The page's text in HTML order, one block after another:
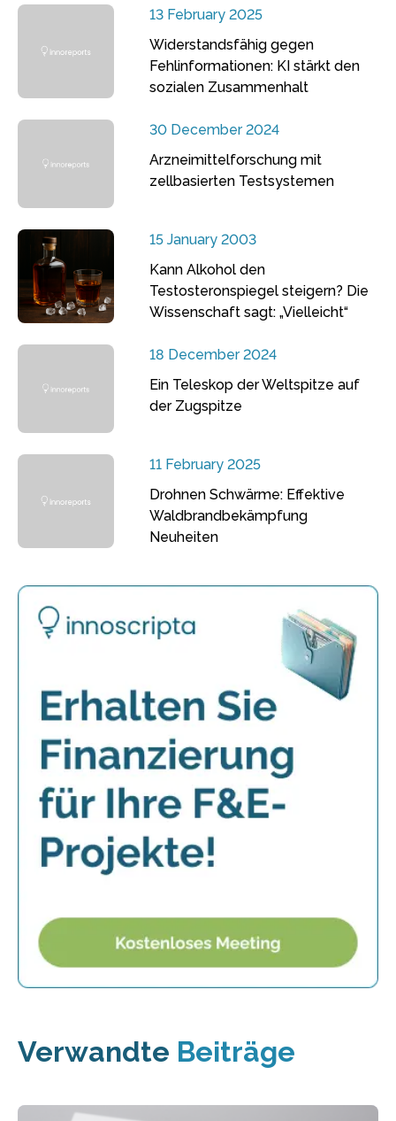
13 February 2025
Widerstandsfähig gegen
Fehlinformationen: KI stärkt den
sozialen Zusammenhalt
30 December 2024
Arzneimittelforschung mit
zellbasierten Testsystemen
15 January 2003
Kann Alkohol den
Testosteronspiegel steigern? Die
Wissenschaft sagt: „Vielleicht“
18 December 2024
Ein Teleskop der Weltspitze auf
der Zugspitze
11 February 2025
Drohnen Schwärme: Effektive
Waldbrandbekämpfung
Neuheiten
Verwandte Beiträge